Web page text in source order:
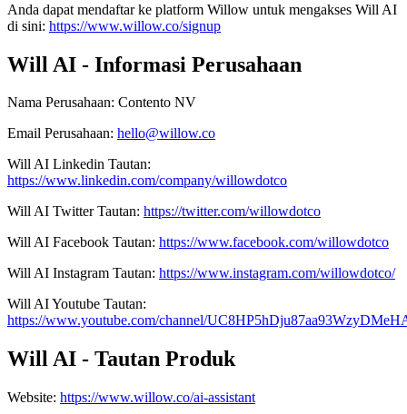
Anda dapat mendaftar ke platform Willow untuk mengakses Will AI
di sini: https://www.willow.co/signup
Will AI - Informasi Perusahaan
Nama Perusahaan: Contento NV
Email Perusahaan: hello@willow.co
Will AI Linkedin Tautan:
https://www.linkedin.com/company/willowdotco
Will AI Twitter Tautan: https://twitter.com/willowdotco
Will AI Facebook Tautan: https://www.facebook.com/willowdotco
Will AI Instagram Tautan: https://www.instagram.com/willowdotco/
Will AIYoutube Tautan:
https://www.youtube.com/channel/
Will AI - Tautan Produk
Website: https://www.willow.co/ai-assistant